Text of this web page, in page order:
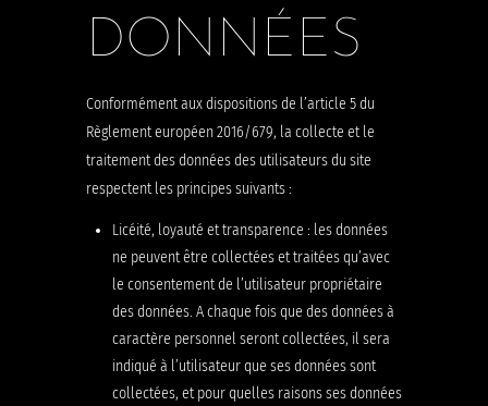
DONNÉES
Conformément aux dispositions de l’article 5 du
Règlement européen 2016/679, la collecte et le
traitement des données des utilisateurs du site
respectent les principes suivants :
Licéité, loyauté et transparence : les données
ne peuvent être collectées et traitées qu’avec
le consentement de l’utilisateur propriétaire
des données. A chaque fois que des données à
caractère personnel seront collectées, il sera
indiqué à l’utilisateur que ses données sont
collectées, et pour quelles raisons ses données